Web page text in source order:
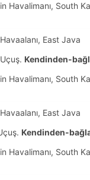
Havalimanı, South
East Java
Kendinden-
Havalimanı, South
East Java
Kendinden-
Havalimanı, South